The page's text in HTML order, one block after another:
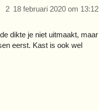
18 februari 2020 om 13:12
2
dikte je niet uitmaakt, maar
eerst. Kast is ook wel